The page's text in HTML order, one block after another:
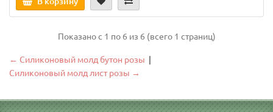
Показано с 1 по 6 из 6 (всего 1 страниц)
← Силиконовый молд бутон розы
Силиконовый молд лист розы →